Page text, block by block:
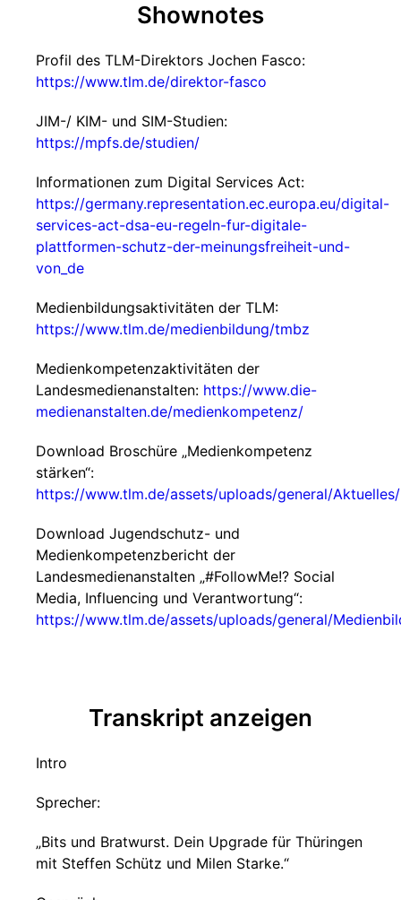
Shownotes
Profil des TLM-Direktors Jochen Fasco:
https://www.tlm.de/direktor-fasco
JIM-/ KIM- und SIM-Studien:
https://mpfs.de/studien/
Informationen zum Digital Services Act:
https://germany.representation.ec.europa.eu/digital-
services-act-dsa-eu-regeln-fur-digitale-
plattformen-schutz-der-meinungsfreiheit-und-
von_de
Medienbildungsaktivitäten der TLM:
https://www.tlm.de/medienbildung/tmbz
Medienkompetenzaktivitäten der
Landesmedienanstalten: https://www.die-
medienanstalten.de/medienkompetenz/
Download Broschüre „Medienkompetenz
stärken“:
https://www.tlm.de/assets/uploads/general/
Download Jugendschutz- und
Medienkompetenzbericht der
Landesmedienanstalten „#FollowMe!? Social
Media, Influencing und Verantwortung“:
https://www.tlm.de/assets/uploads/general/
Transkript anzeigen
Intro
Sprecher:
„Bits und Bratwurst. Dein Upgrade für Thüringen
mit Steffen Schütz und Milen Starke.“